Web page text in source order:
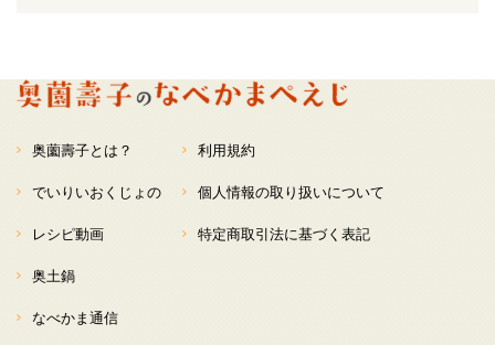
奥薗壽子とは？
でいりいおくじょの
レシピ動画
奥土鍋
なべかま通信
利用規約
個人情報の取り扱いについて
特定商取引法に基づく表記